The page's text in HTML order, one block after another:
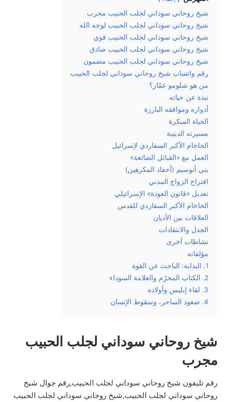
شيخ روحاني سوداني لجلب الحبيب مجرب
شيخ روحاني سوداني لجلب الحبيب لوجه الله
شيخ روحاني سوداني لجلب الحبيب قوي
شيخ روحاني سوداني لجلب الحبيب صادق
شيخ روحاني سوداني لجلب الحبيب مضمون
رقم واتساب شيخ روحاني سوداني لجلب الحبيب
من هو شلومو عمّار؟
نبذة عن حياته
أدواره ومواقفه البارزة
الحياة المبكرة
مسيرته الدينية
الحاخام الأكبر السفاردي لإسرائيل
العمل مع «القبائل الضائعة»
بني أنوسيم (أحفاد المكرهين)
اقتراح الزواج المدني
تعديل «قانون العودة» الإسرائيلي
الحاخام الأكبر السفاردي للقدس
العلاقات بين الأديان
الجدل والانتقادات
نشاطات أخرى
مؤلفاته
1. البداية: الباحث عن القوة
2. الكتاب المحرّم والعلامة السوداء
3. لقاء إبليس وأولاده
4. صعود الساحر، وسقوط الإنسان
شيخ روحاني سوداني لجلب الحبيب
مجرب
رقم تليفون شيخ روحاني سوداني لجلب الحبيب,رقم جوال شيخ
روحاني سوداني لجلب الحبيب,شيخ روحاني سوداني لجلب الحبيب